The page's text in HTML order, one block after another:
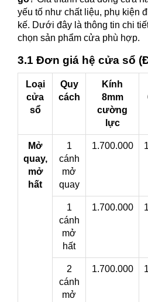
yếu tố như chất liệu, phụ kiện
kế. Dưới đây là thông tin chi
chọn sản phẩm cửa phù hợp.
3.1 Đơn giá hệ cửa sổ
Loại
cửa
sổ
Quy
cách
Kính
8mm
cường
lực
Mở
quay,
mở
hất
1
cánh
mở
quay
1.700.000
1
cánh
mở
hất
1.700.000
2
cánh
mở
1.700.000